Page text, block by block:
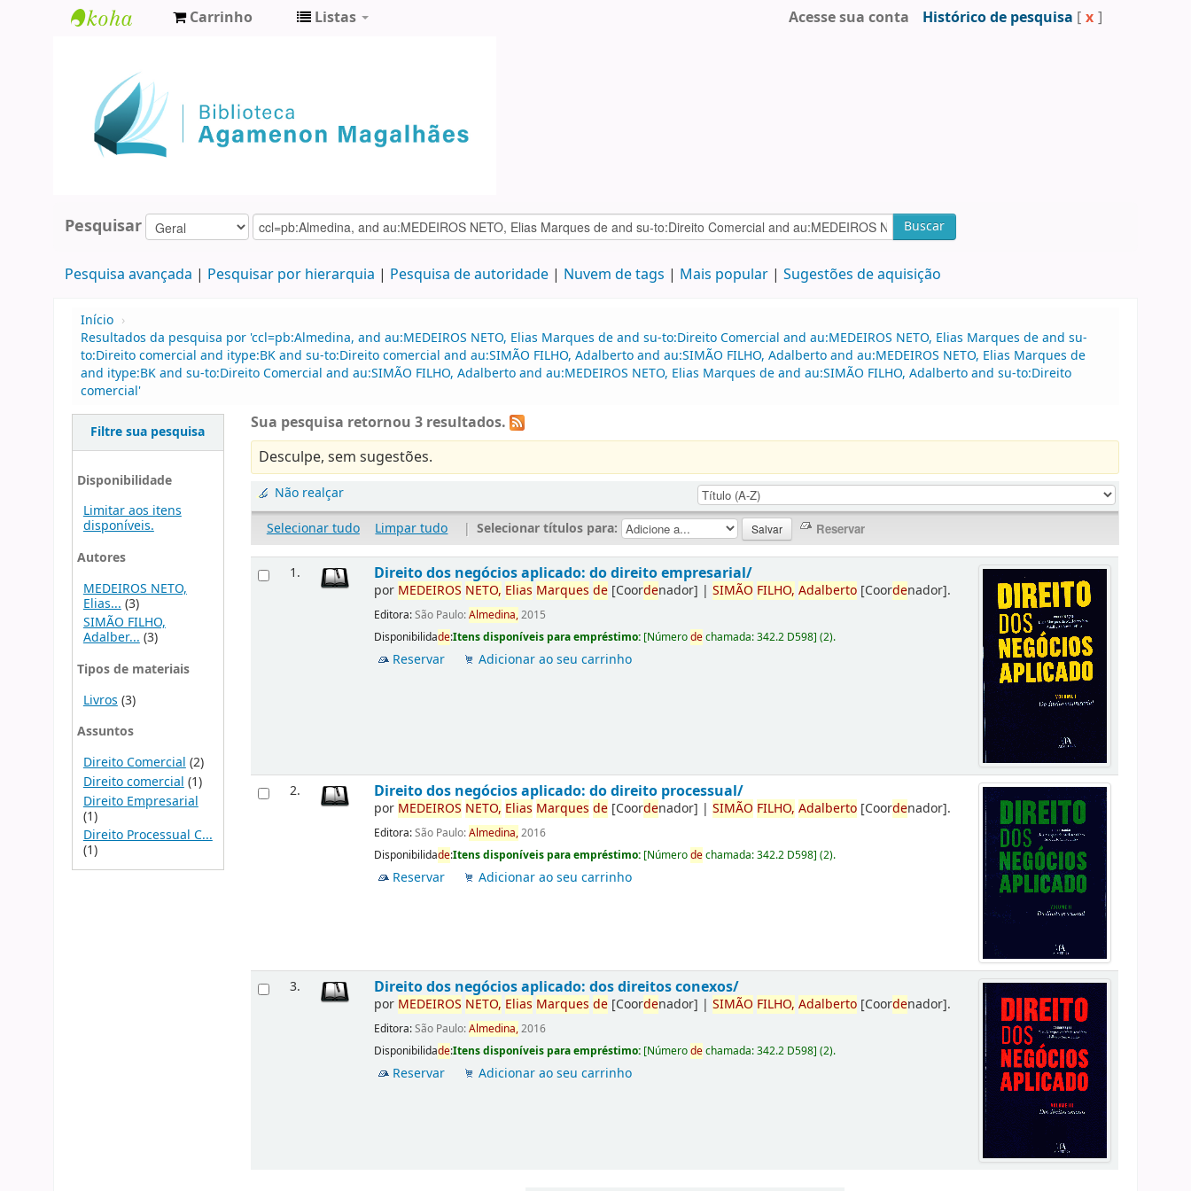
Agamenon
Magalhães
Carrinho Listas Acesse sua conta Histórico de pesquisa [ x ]
Pesquisar Buscar
Pesquisa avançada Pesquisar por hierarquia Pesquisa de autoridade Nuvem de tags Mais popular Sugestões de aquisição
Início ›
Resultados da pesquisa por 'ccl=pb:Almedina, and au:MEDEIROS NETO, Elias Marques de and su-to:Direito Comercial and au:MEDEIROS NETO, Elias Marques de and su-
to:Direito comercial and itype:BK and su-to:Direito comercial and au:SIMÃO FILHO, Adalberto and au:SIMÃO FILHO, Adalberto and au:MEDEIROS NETO, Elias Marques de
and itype:BK and su-to:Direito Comercial and au:SIMÃO FILHO, Adalberto and au:MEDEIROS NETO, Elias Marques de and au:SIMÃO FILHO, Adalberto and su-to:Direito
comercial'
Filtre sua pesquisa
Disponibilidade
Limitar aos itens
disponíveis.
Autores
MEDEIROS NETO,
Elias... (3)
SIMÃO FILHO,
Adalber...(3)
Tipos de materiais
Livros (3)
Assuntos
Direito Comercial (2)
Direito comercial (1)
Direito Empresarial
(1)
Direito Processual C...
(1)
Sua pesquisa retornou 3 resultados.
Desculpe, sem sugestões.
Não realçar
Selecionar tudo
Limpar tudo | Selecionar títulos para:
1. Direito dos negócios aplicado: do direito empresarial/
por MEDEIROS NETO, Elias Marques de [Coordenador] |SIMÃO FILHO, Adalberto [Coordenador].
Editora:São Paulo:Almedina,2015
Disponibilidade:Itens disponíveis para empréstimo: [Númerodechamada:342.2 D598](2).
Reservar Adicionar ao seu carrinho
2. Direito dos negócios aplicado: do direito processual/
por MEDEIROS NETO, Elias Marques de [Coordenador] |SIMÃO FILHO, Adalberto [Coordenador].
Editora:São Paulo:Almedina,2016
Disponibilidade:Itens disponíveis para empréstimo: [Númerodechamada:342.2 D598](2).
Reservar Adicionar ao seu carrinho
3. Direito dos negócios aplicado: dos direitos conexos/
por MEDEIROS NETO, Elias Marques de [Coordenador] |SIMÃO FILHO, Adalberto [Coordenador].
Editora:São Paulo:Almedina,2016
Disponibilidade:Itens disponíveis para empréstimo: [Númerodechamada:342.2 D598](2).
Reservar Adicionar ao seu carrinho